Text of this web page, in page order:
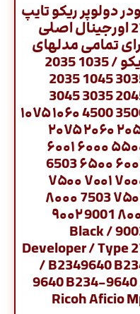
دولوپر ریکو تایپ
27 اورجینال اصلی
تمامی مدلهای
ریکو / 1035 2035
3035 1045 2035
2045 3035 3045
3500 4500 ۱۰۶۰ ۱۰۷۵
۲۰۵۱ ۲۰۶۰ ۲۰۷۵
۵۵۰۰ ۶۰۰۰ ۶۰۰۱
۶۰۰۲ ۶۵۰۰ 6503
۷۰۰۰ ۷۰۰۱ ۷۵۰۰
۷۵۰۲ 7503 ۸۰۰۰
۸۰۰۱ 9001 ۹۰۰۲
9003 / Black
Developer / Type
/ B2349640
9640 B234-
Ricoh Aficio